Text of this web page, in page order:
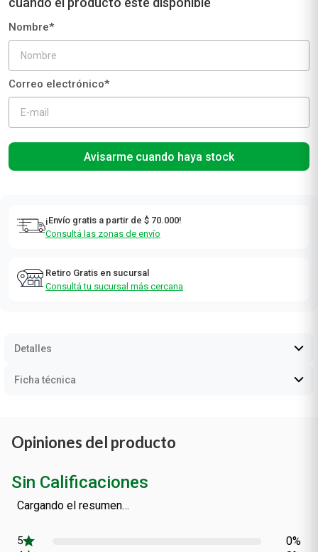
Avisarme cuando haya stock
¡Envío gratis a partir de $ 70.000!
Consultá las zonas de envío
Retiro Gratis en sucursal
Consultá tu sucursal más cercana
Detalles
Ficha técnica
Opiniones del producto
Sin Calificaciones
Cargando el resumen…
0%